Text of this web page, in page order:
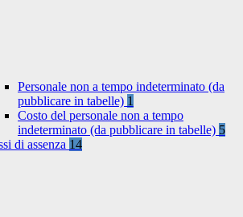
Personale non a tempo indeterminato (da
pubblicare in tabelle) 1
Costo del personale non a tempo
indeterminato (da pubblicare in tabelle) 5
di assenza 14